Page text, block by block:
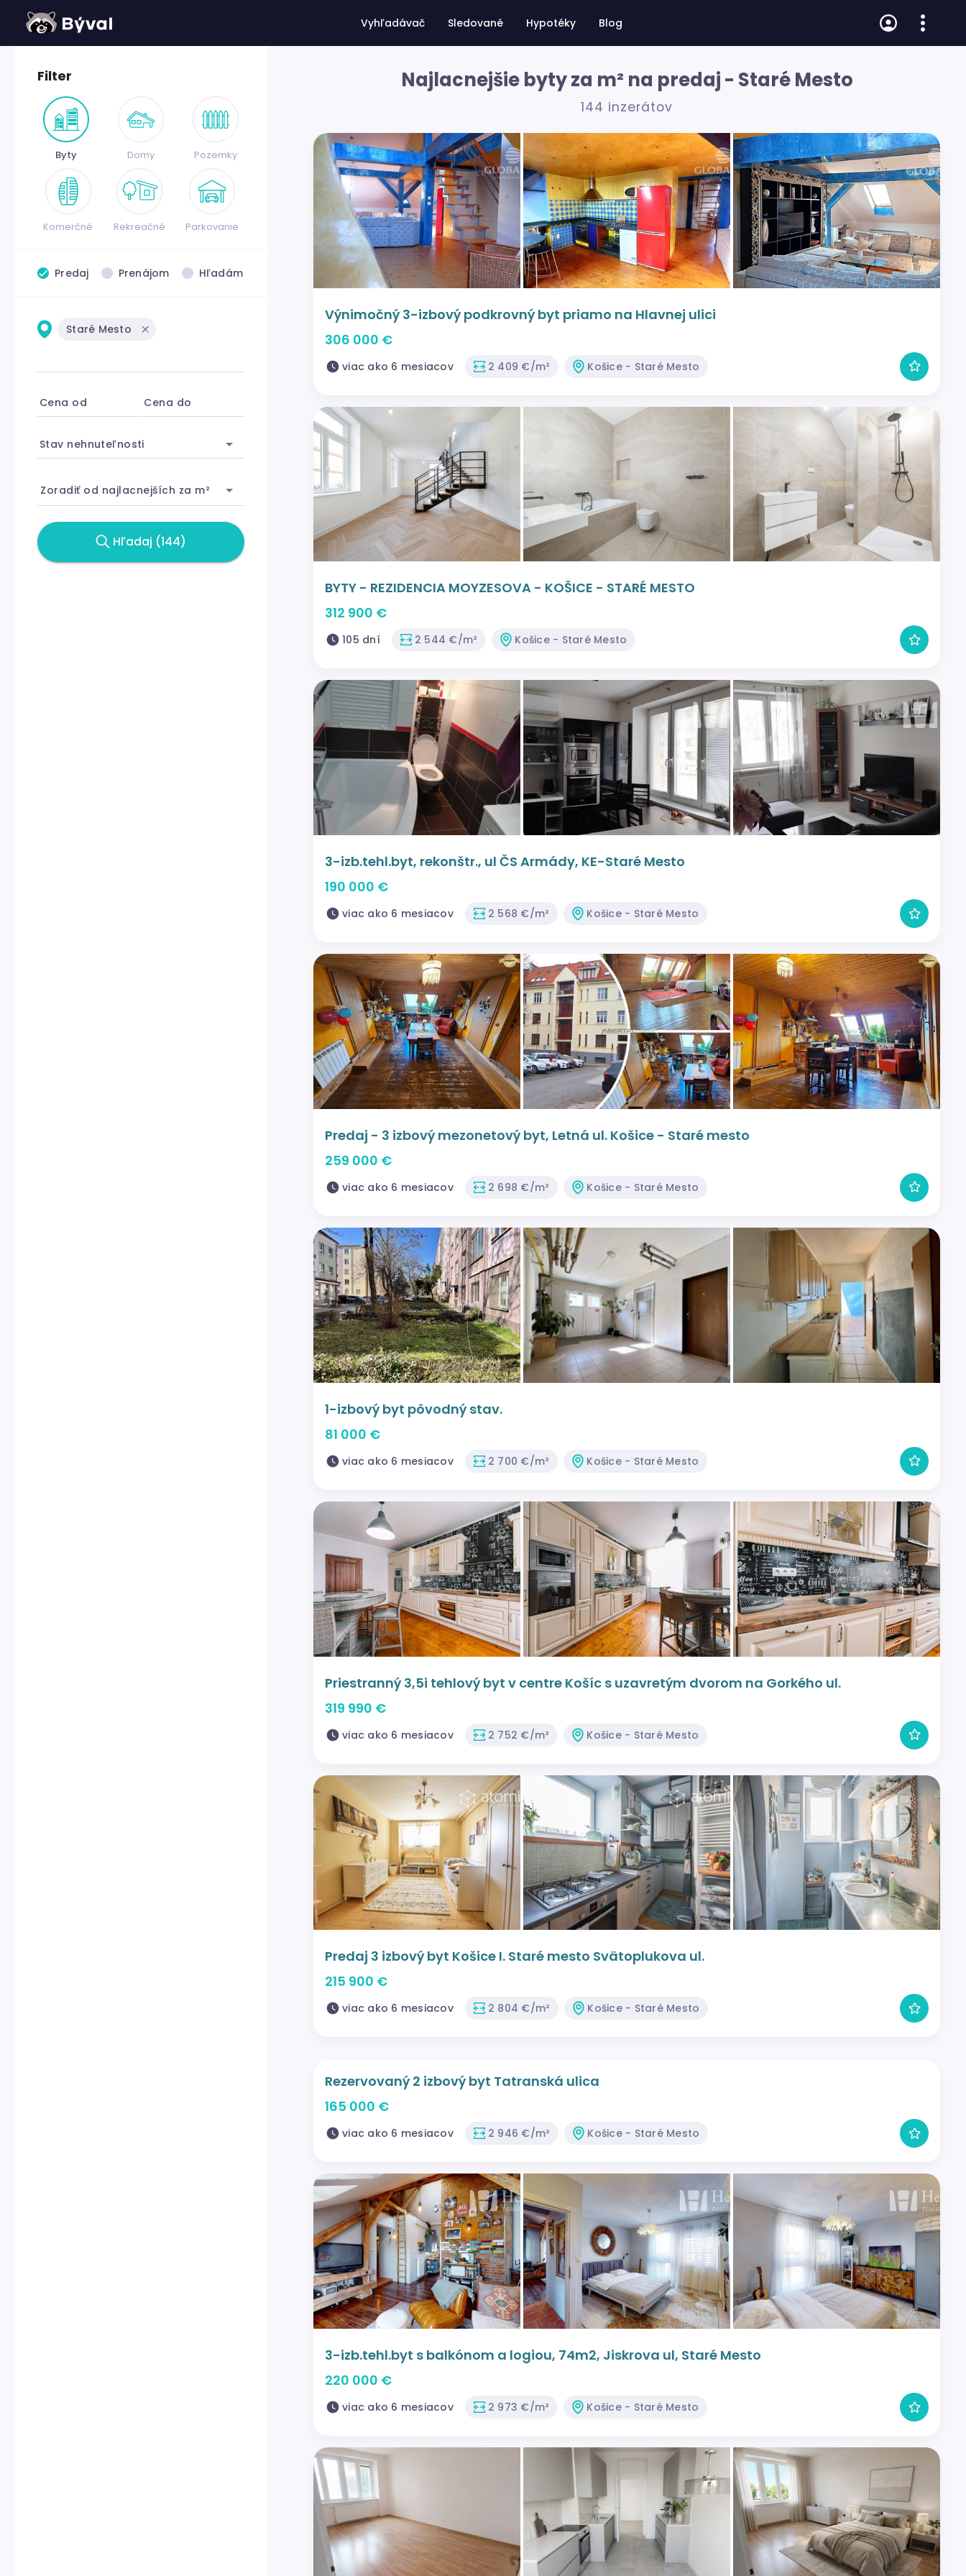
Vyhľadávač Sledované Hypotéky Blog
Filter
Byty Domy Pozemky
Komerčné Rekreačné Parkovanie
Predaj Prenájom Hľadám
Staré Mesto
Cena od Cena do
Stav nehnuteľnosti
Zoradiť od najlacnejších za m²
Hľadaj (144)
Najlacnejšie byty za m² na predaj - Staré Mesto
144 inzerátov
Výnimočný 3-izbový podkrovný byt priamo na Hlavnej ulici
306 000 €
viac ako 6 mesiacov 2 409 €/m² Košice - Staré Mesto
BYTY - REZIDENCIA MOYZESOVA - KOŠICE - STARÉ MESTO
312 900 €
105 dní 2 544 €/m² Košice - Staré Mesto
3-izb.tehl.byt, rekonštr., ul ČS Armády, KE-Staré Mesto
190 000 €
viac ako 6 mesiacov 2 568 €/m² Košice - Staré Mesto
Predaj - 3 izbový mezonetový byt, Letná ul. Košice - Staré mesto
259 000 €
viac ako 6 mesiacov 2 698 €/m² Košice - Staré Mesto
1-izbový byt pôvodný stav.
81 000 €
viac ako 6 mesiacov 2 700 €/m² Košice - Staré Mesto
Priestranný 3,5i tehlový byt v centre Košíc s uzavretým dvorom na Gorkého ul.
319 990 €
viac ako 6 mesiacov 2 752 €/m² Košice - Staré Mesto
Predaj 3 izbový byt Košice I. Staré mesto Svätoplukova ul.
215 900 €
viac ako 6 mesiacov 2 804 €/m² Košice - Staré Mesto
Rezervovaný 2 izbový byt Tatranská ulica
165 000 €
viac ako 6 mesiacov 2 946 €/m² Košice - Staré Mesto
3-izb.tehl.byt s balkónom a logiou, 74m2, Jiskrova ul, Staré Mesto
220 000 €
viac ako 6 mesiacov 2 973 €/m² Košice - Staré Mesto